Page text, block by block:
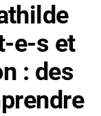
e-s et
: des